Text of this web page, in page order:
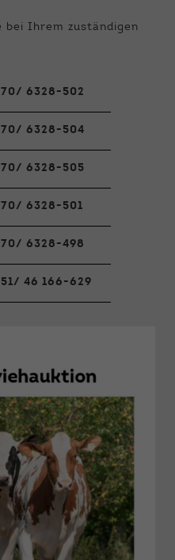
Ihrem zuständigen
6328-502
6328-504
6328-505
6328-501
6328-498
46 166-629
Website externe
Informationen